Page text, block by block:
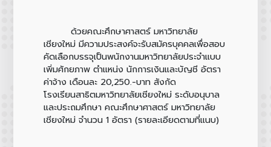
ด้วยคณะศึกษาศาสตร์ มหาวิทยาลัย
เชียงใหม่ มีความประสงค์จะรับสมัครบุคคลเพื่อสอบ
คัดเลือกบรรจุเป็นพนักงานมหาวิทยาลัยประจำแบบ
เพิ่มศักยภาพ ตำแหน่ง นักการเงินและบัญชี อัตรา
ค่าจ้าง เดือนละ 20,250.-บาท สังกัด
โรงเรียนสาธิตมหาวิทยาลัยเชียงใหม่ ระดับอนุบาล
และประถมศึกษา คณะศึกษาศาสตร์ มหาวิทยาลัย
เชียงใหม่ จำนวน 1 อัตรา (รายละเอียดตามที่แนบ)